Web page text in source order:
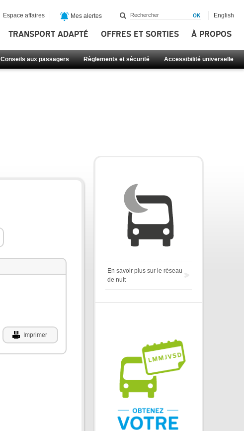
TRANSPORT ADAPTÉ OFFRES ET SORTIES À PROPOS
Conseils aux passagers Règlements et sécurité Accessibilité universelle
Espace affaires Mes alertes English
Imprimer
En savoir plus sur le réseau
de nuit